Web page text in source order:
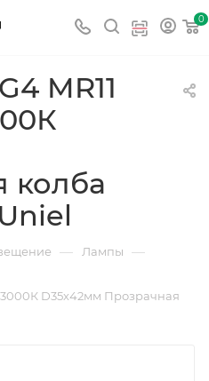
0
MR11
колба
— Лампы —
3000К D35х42мм Прозрачная